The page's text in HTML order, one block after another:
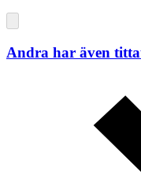
Andra har även